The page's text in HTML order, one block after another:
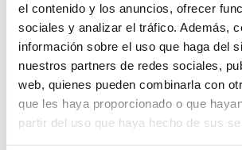
el contenido y los anuncios, ofrecer
sociales y analizar el tráfico. Además,
información sobre el uso que haga del
nuestros partners de redes sociales,
web, quienes pueden combinarla con
que les haya proporcionado o que
partir del uso que haya hecho de sus
Plataformas de
neuropsicológica y
En Centro Lescer, el
con varias plataformas online de
rehabilitación neuropsicológica
que incorpora en el programa
rehabilitación neuropsicológica